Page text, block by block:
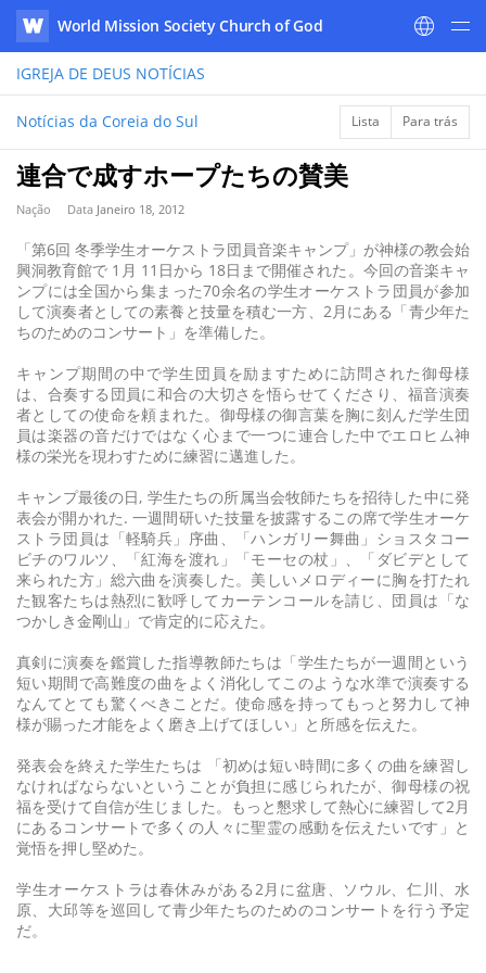
WATV
World Mission Society Church of God
IGREJA DE DEUS NOTÍCIAS
Notícias da Coreia do Sul Lista Para trás
連合で成すホープたちの賛美
Nação Data Janeiro 18, 2012
「第6回 冬季学生オーケストラ団員音楽キャンプ」が神様の教会始
興洞教育館で 1月 11日から 18日まで開催された。今回の音楽キャ
ンプには全国から集まった70余名の学生オーケストラ団員が参加
して演奏者としての素養と技量を積む一方、2月にある「青少年た
ちのためのコンサート」を準備した。
キャンプ期間の中で学生団員を励ますために訪問された御母様
は、合奏する団員に和合の大切さを悟らせてくださり、福音演奏
者としての使命を頼まれた。御母様の御言葉を胸に刻んだ学生団
員は楽器の音だけではなく心まで一つに連合した中でエロヒム神
様の栄光を現わすために練習に邁進した。
キャンプ最後の日, 学生たちの所属当会牧師たちを招待した中に発
表会が開かれた. 一週間研いた技量を披露するこの席で学生オーケ
ストラ団員は「軽騎兵」序曲、「ハンガリー舞曲」ショスタコー
ビチのワルツ、「紅海を渡れ」「モーセの杖」、「ダビデとして
来られた方」総六曲を演奏した。美しいメロディーに胸を打たれ
た観客たちは熱烈に歓呼してカーテンコールを請じ、団員は「な
つかしき金剛山」で肯定的に応えた。
真剣に演奏を鑑賞した指導教師たちは「学生たちが一週間という
短い期間で高難度の曲をよく消化してこのような水準で演奏する
なんてとても驚くべきことだ。使命感を持ってもっと努力して神
様が賜った才能をよく磨き上げてほしい」と所感を伝えた。
発表会を終えた学生たちは 「初めは短い時間に多くの曲を練習し
なければならないということが負担に感じられたが、御母様の祝
福を受けて自信が生じました。もっと懇求して熱心に練習して2月
にあるコンサートで多くの人々に聖霊の感動を伝えたいです」と
覚悟を押し堅めた。
学生オーケストラは春休みがある2月に盆唐、ソウル、仁川、水
原、大邱等を巡回して青少年たちのためのコンサートを行う予定
だ。